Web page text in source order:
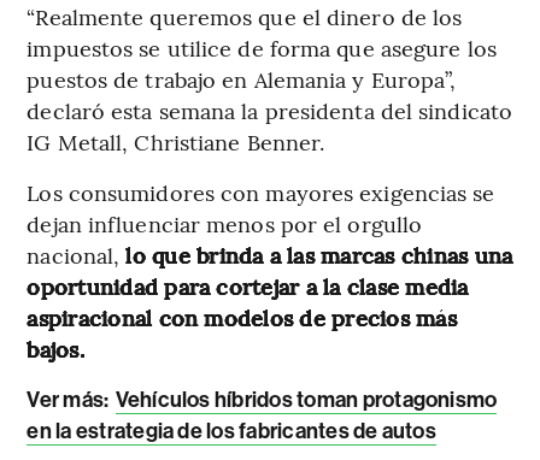
“Realmente queremos que el dinero de los
impuestos se utilice de forma que asegure los
puestos de trabajo en Alemania y Europa”,
declaró esta semana la presidenta del sindicato
IG Metall, Christiane Benner.
Los consumidores con mayores exigencias se
dejan influenciar menos por el orgullo
nacional,lo que brinda a las marcas chinas una
oportunidad para cortejar a la clase media
aspiracional con modelos de precios más
bajos.
Ver más: Vehículos híbridos toman protagonismo
en la estrategia de los fabricantes de autos